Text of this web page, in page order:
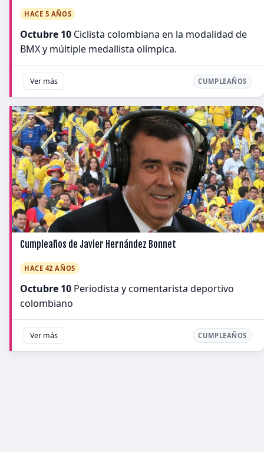
HACE 5 AÑOS
Octubre 10 Ciclista colombiana en la modalidad de
BMX y múltiple medallista olímpica.
Ver más CUMPLEAÑOS
Cumpleaños de Javier Hernández Bonnet
HACE 42 AÑOS
Octubre 10 Periodista y comentarista deportivo
colombiano
Ver más CUMPLEAÑOS